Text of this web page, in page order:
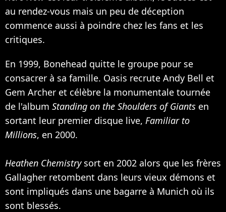
au rendez-vous mais un peu de déception
commence aussi à poindre chez les fans et les
critiques.
En 1999, Bonehead quitte le groupe pour se
consacrer à sa famille. Oasis recrute Andy Bell et
Gem Archer et célèbre la monumentale tournée
de l'album Standing on the Shoulders of Giants en
sortant leur premier disque live, Familiar to
Millions, en 2000.
Heathen Chemistrysort en 2002 alors que les frères
Gallagher retombent dans leurs vieux démons et
sont impliqués dans une bagarre à Munich où ils
sont blessés.